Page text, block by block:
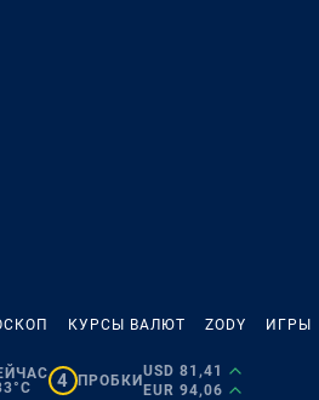
КУРСЫ ВАЛЮТ ZODY ИГРЫ
4 ПРОБКИ
USD 81,41
EUR 94,06